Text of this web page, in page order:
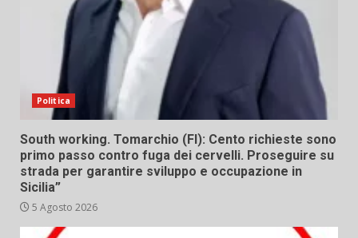
Politica
South working. Tomarchio (FI): Cento richieste sono
primo passo contro fuga dei cervelli. Proseguire su
strada per garantire sviluppo e occupazione in
Sicilia”
5 Agosto 2026